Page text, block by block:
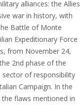
alliances: the Allies
war in history, with
Battle of Monte
Expeditionary Force
from November 24,
2nd phase of the
of responsibility
Campaign. In the
flaws mentioned in